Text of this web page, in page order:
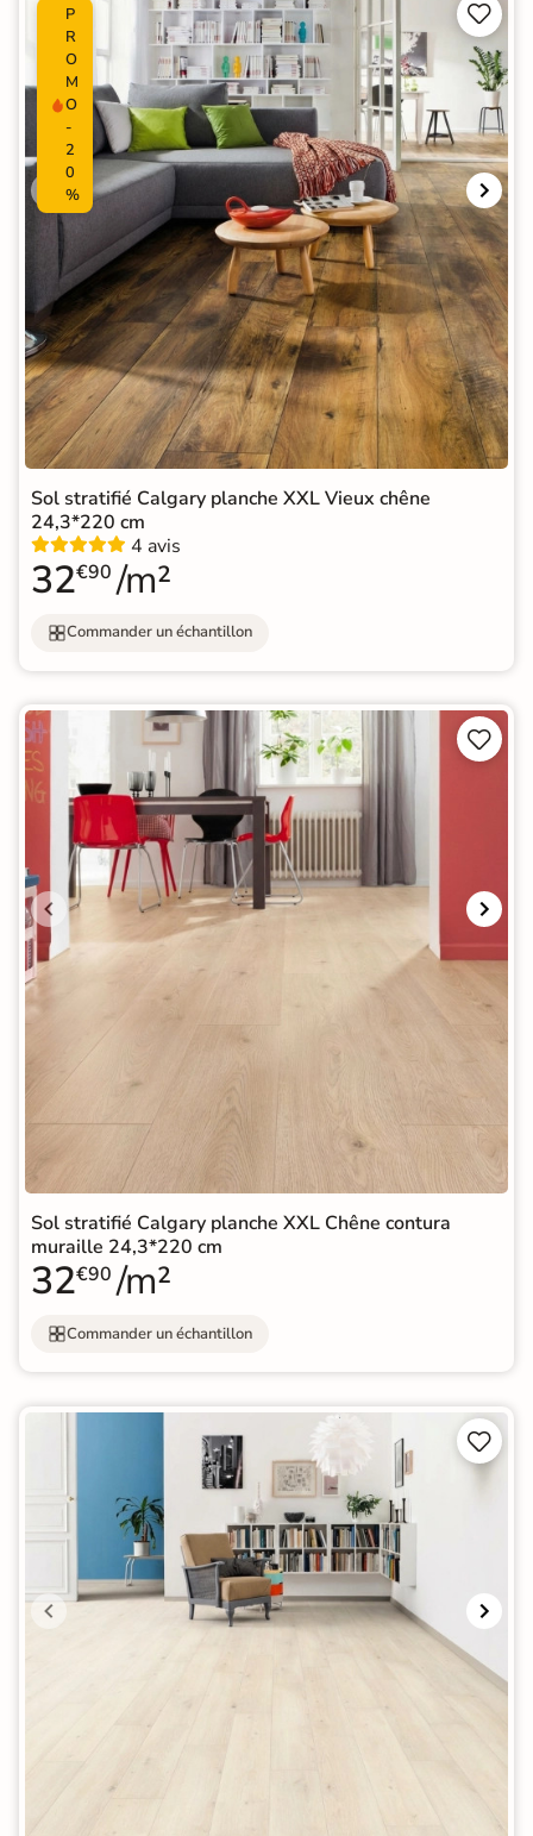
P
R
O
M
O
-
2
0
%


Sol stratifié Calgary planche XXL Vieux chêne
24,3*220 cm
4 avis
32€90 /m²
Commander un échantillon


Sol stratifié Calgary planche XXL Chêne contura
muraille 24,3*220 cm
32€90 /m²
Commander un échantillon

